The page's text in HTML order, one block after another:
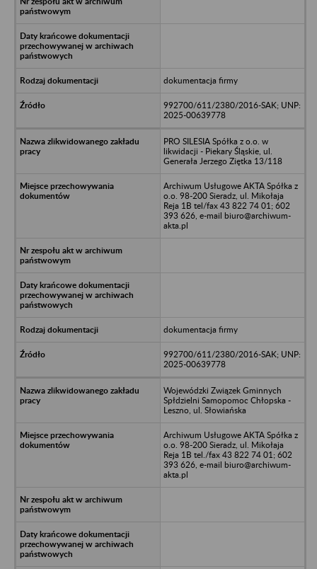
dokumentacja firmy
992700/611/2380/2016-SAK; UNP:
2025-00639778
PRO SILESIA Spółka z o.o. w
likwidacji - Piekary Śląskie, ul.
Generała Jerzego Ziętka 13/118
Archiwum Usługowe AKTA Spółka z
o.o. 98-200 Sieradz, ul. Mikołaja
Reja 1B tel/fax 43 822 74 01; 602
393 626, e-mail biuro@archiwum-
akta.pl
dokumentacja firmy
992700/611/2380/2016-SAK; UNP:
2025-00639778
Wojewódzki Związek Gminnych
Spłdzielni Samopomoc Chłopska -
Leszno, ul. Słowiańska
Archiwum Usługowe AKTA Spółka z
o.o. 98-200 Sieradz, ul. Mikołaja
Reja 1B tel./fax 43 822 74 01; 602
393 626, e-mail biuro@archiwum-
akta.pl